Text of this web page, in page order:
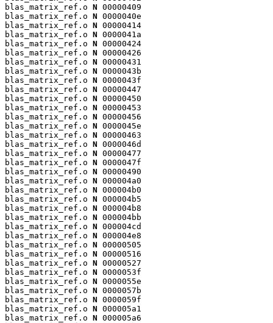
blas_matrix_ref.o N 00000409
blas_matrix_ref.o N 0000040e
blas_matrix_ref.o N 00000414
blas_matrix_ref.o N 0000041a
blas_matrix_ref.o N 00000424
blas_matrix_ref.o N 00000426
blas_matrix_ref.o N 00000431
blas_matrix_ref.o N 0000043b
blas_matrix_ref.o N 0000043f
blas_matrix_ref.o N 00000447
blas_matrix_ref.o N 00000450
blas_matrix_ref.o N 00000453
blas_matrix_ref.o N 00000456
blas_matrix_ref.o N 0000045e
blas_matrix_ref.o N 00000463
blas_matrix_ref.o N 0000046d
blas_matrix_ref.o N 00000477
blas_matrix_ref.o N 0000047f
blas_matrix_ref.o N 00000490
blas_matrix_ref.o N 000004a0
blas_matrix_ref.o N 000004b0
blas_matrix_ref.o N 000004b5
blas_matrix_ref.o N 000004b8
blas_matrix_ref.o N 000004bb
blas_matrix_ref.o N 000004cd
blas_matrix_ref.o N 000004e8
blas_matrix_ref.o N 00000505
blas_matrix_ref.o N 00000516
blas_matrix_ref.o N 00000527
blas_matrix_ref.o N 0000053f
blas_matrix_ref.o N 0000055e
blas_matrix_ref.o N 0000057b
blas_matrix_ref.o N 0000059f
blas_matrix_ref.o N 000005a1
blas_matrix_ref.o N 000005a6